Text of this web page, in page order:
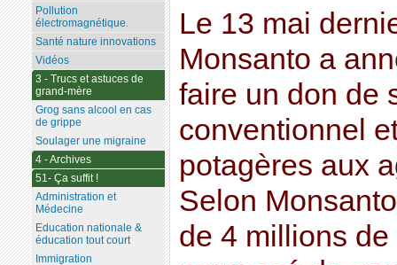
Le 13 mai
Monsanto a
faire un don de
conventionnel
potagères aux
Selon
de 4 millions
Pollution
électromagnétique.
Santé nature innovations
Vidéos
3 - Trucs et astuces de
grand-mère
Grog sans alcool en cas
de grippe
Soulager une migraine
4 - Archives
51- Ça suffit !
Administration et
Médecine
Education nationale &
éducation tout court
Immigration